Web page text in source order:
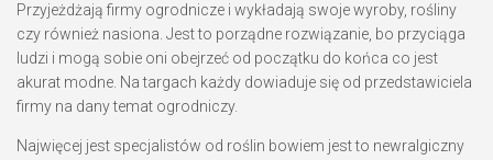
Przyjeżdżają firmy ogrodnicze i wykładają swoje wyroby, rośliny
czy również nasiona. Jest to porządne rozwiązanie, bo przyciąga
ludzi i mogą sobie oni obejrzeć od początku do końca co jest
akurat modne. Na targach każdy dowiaduje się od przedstawiciela
firmy na dany temat ogrodniczy.
Najwięcej jest specjalistów od roślin bowiem jest to newralgiczny